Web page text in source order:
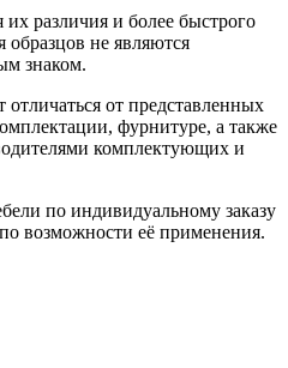
различия и более быстрого
образцов не являются
знаком.
от представленных
фурнитуре, а также
комплектующих и
по индивидуальному заказу
возможности её применения.